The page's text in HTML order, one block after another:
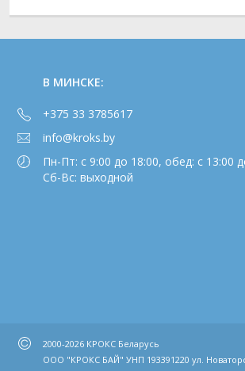
В МИНСКЕ:
+375 33 3785617
info@kroks.by
Пн-Пт: с 9:00 до 18:00, обед: с 13:00
Сб-Вс: выходной
2000-2026 КРОКС Беларусь
ООО "КРОКС БАЙ" УНП 193391220 ул.